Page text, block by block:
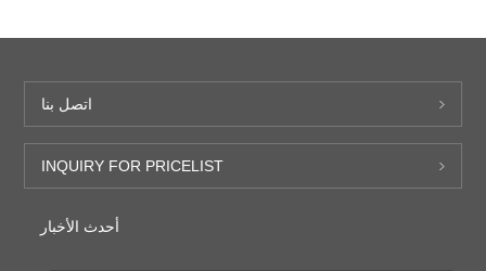
اتصل بنا
INQUIRY FOR PRICELIST
أحدث الأخبار